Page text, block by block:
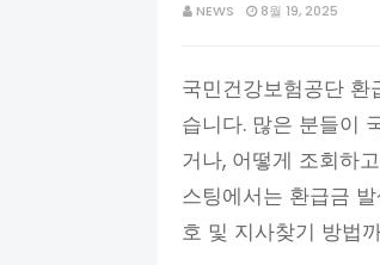
NEWS 8월 19, 2025
국민건강보험공단
습니다. 많은 분들이
거나, 어떻게 조회하
스팅에서는 환급금
호 및 지사찾기 방법